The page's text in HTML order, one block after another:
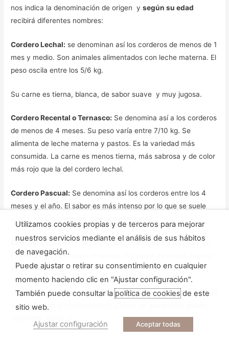
nos indica la denominación de origen ysegún su edad
recibirá diferentes nombres:
Cordero Lechal: se denominan así los corderos de menos de 1
mes y medio. Son animales alimentados con leche materna. El
peso oscila entre los 5/6 kg.
Su carne es tierna, blanca, de sabor suave y muy jugosa.
Cordero Recental o Ternasco: Se denomina así a los corderos
de menos de 4 meses. Su peso varía entre 7/10 kg. Se
alimenta de leche materna y pastos. Es la variedad más
consumida. La carne es menos tierna, más sabrosa y de color
más rojo que la del cordero lechal.
Cordero Pascual: Se denomina así los corderos entre los 4
meses y el año. El sabor es más intenso por lo que se suele
Cabrito:Es la cría de la cabra que todavía no ha pastado. En
Extremadura su crianza es bravía. Su carne es enjuta, entera
y muy aromática.
¿Disfrutáis de la carne de cordero todo el año o sois de los que
solo la tomáis en festividades? ¿Cómo os gusta más: asado,
Utilizamos cookies propias y de terceros para mejorar
nuestros servicios mediante el análisis de sus hábitos
de navegación.
Puede ajustar o retirar su consentimiento en cualquier
momento haciendo clic en "Ajustar configuración".
También puede consultar lapolítica de cookiesde este
sitio web.
Ajustar configuración
Aceptar todas